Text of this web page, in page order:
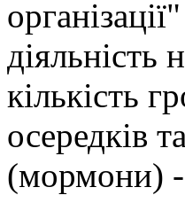
діяльність
кількість
осередків
(мормони) -